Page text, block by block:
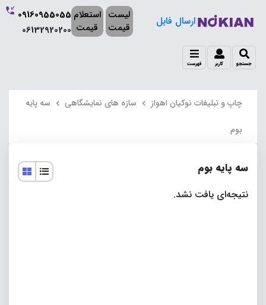
ارسال فایل
لیست
قیمت
استعلام
قیمت
09160955055
06132920200
جستجو کاربر فهرست
چاپ و تبلیغات نوکیان اهواز سازه های نمایشگاهی سه پایه
بوم
سه پایه بوم
نتیجه‌ای یافت نشد.